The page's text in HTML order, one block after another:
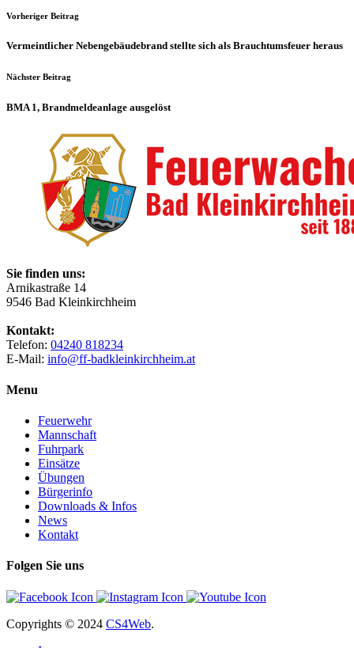
Vorheriger Beitrag
Vermeintlicher Nebengebäudebrand stellte sich als Brauchtumsfeuer heraus
Nächster Beitrag
BMA 1, Brandmeldeanlage ausgelöst
Sie finden uns:
Arnikastraße 14
9546 Bad Kleinkirchheim
Kontakt:
Telefon: 04240 818234
E-Mail: info@ff-badkleinkirchheim.at
Menu
Feuerwehr
Mannschaft
Fuhrpark
Einsätze
Übungen
Bürgerinfo
Downloads & Infos
News
Kontakt
Folgen Sie uns
Copyrights © 2024 CS4Web.